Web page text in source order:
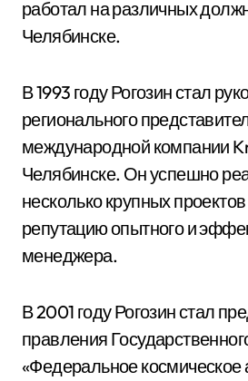
работал на различных
Челябинске.
В 1993 году Рогозин стал
регионального
международной компании
Челябинске. Он успешно
несколько крупных
репутацию опытного и
менеджера.
В 2001 году Рогозин стал
правления
«Федеральное космическое